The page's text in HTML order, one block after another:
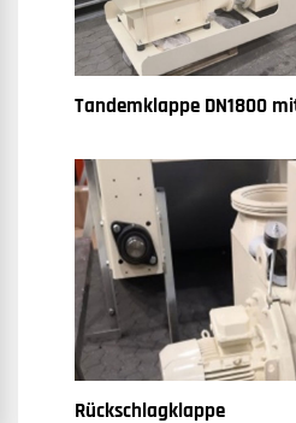
Tandemklappe DN1800
Rückschlagklappe